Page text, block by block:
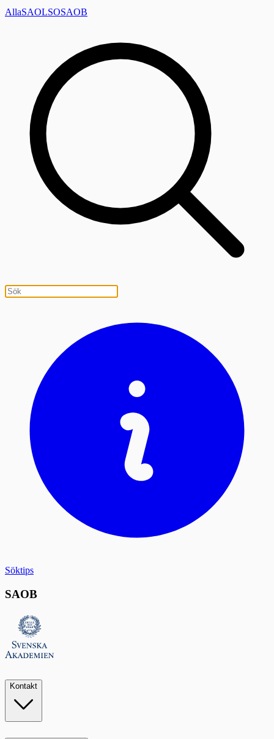
AllaSAOLSOSAOB
Söktips
SAOB
Kontakt